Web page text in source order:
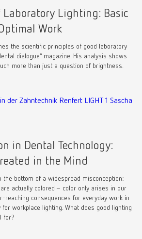
Laboratory Lighting: Basic
Work
the scientific principles of good laboratory
dialogue” magazine. His analysis shows
more than just a question of brightness.
in Dental Technology:
in the Mind
the bottom of a widespread misconception:
actually colored – color only arises in our
reaching consequences for everyday work in
for workplace lighting. What does good lighting
for?